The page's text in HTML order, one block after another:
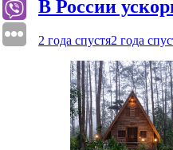
В России
2 года спустя2 года